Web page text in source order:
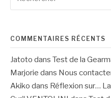
pour
COMMENTAIRES RÉCENTS
Jatoto dans Test de la
Marjorie dans Nous
Akiko dans Réflexion sur…